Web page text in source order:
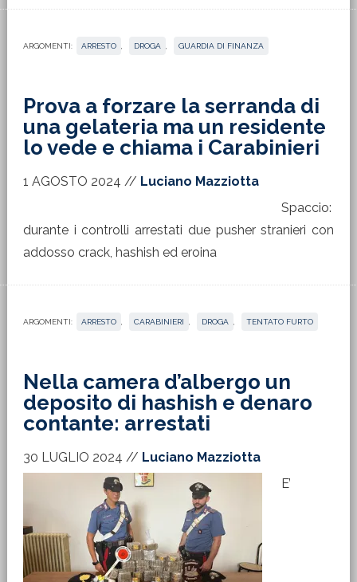
ARGOMENTI: ARRESTO DROGA GUARDIA DI FINANZA
Prova a forzare la serranda di
una gelateria ma un residente
lo vede e chiama i Carabinieri
1 AGOSTO 2024 // Luciano Mazziotta
Spaccio:
durante i controlli arrestati due pusher stranieri con
addosso crack, hashish ed eroina
ARGOMENTI: ARRESTO CARABINIERI DROGA TENTATO FURTO
Nella camera d’albergo un
deposito di hashish e denaro
contante: arrestati
30 LUGLIO 2024 // Luciano Mazziotta
E’